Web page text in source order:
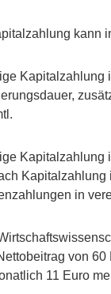
kann
Kapitalzahlung
Kapitalzahlung
in
von
11 Euro